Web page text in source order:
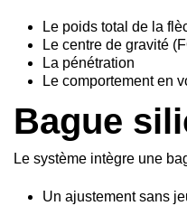
Le poids total de la
Le centre de gravité
La pénétration
Le comportement en
Bague
Le système intègre une
Un ajustement sans